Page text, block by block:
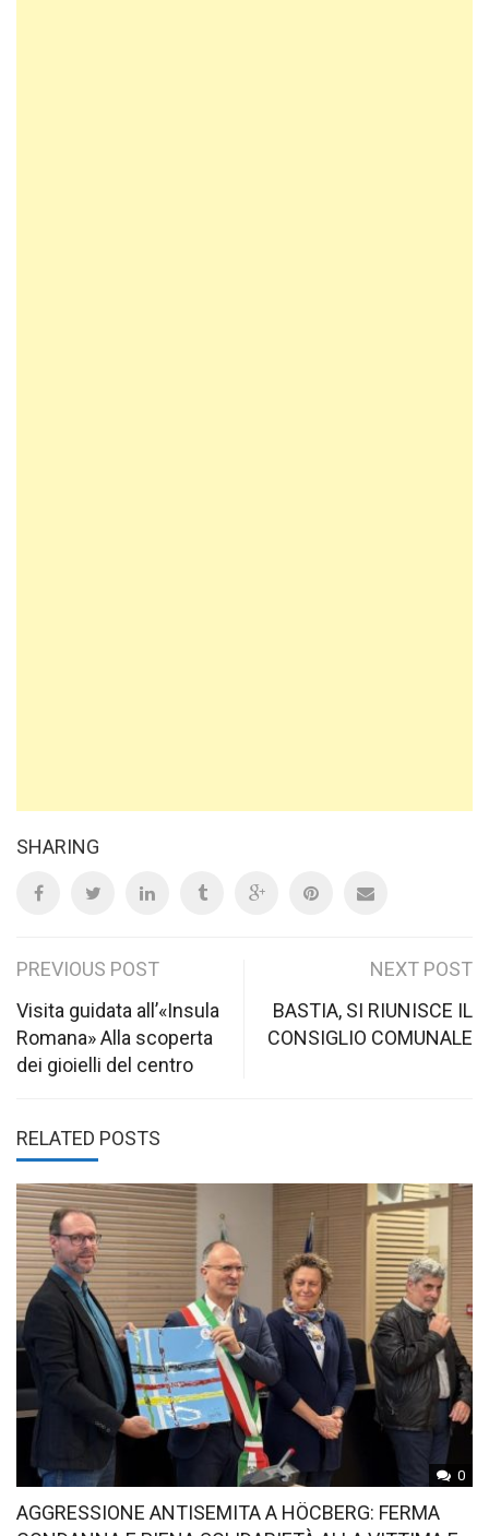
SHARING
Post
navigation
PREVIOUS POST
Visita guidata all’«Insula
Romana» Alla scoperta
dei gioielli del centro
NEXT POST
BASTIA, SI RIUNISCE IL
CONSIGLIO COMUNALE
RELATED POSTS
0
AGGRESSIONE ANTISEMITA A HÖCBERG: FERMA